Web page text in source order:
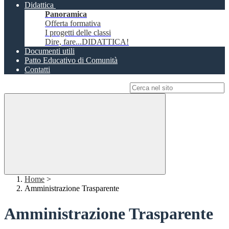
Didattica
Panoramica
Offerta formativa
I progetti delle classi
Dire, fare...DIDATTICA!
Documenti utili
Patto Educativo di Comunità
Contatti
Home >
Amministrazione Trasparente
Amministrazione Trasparente